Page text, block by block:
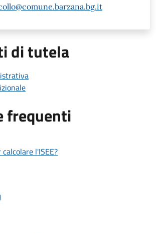
di tutela
frequenti
l'ISEE?